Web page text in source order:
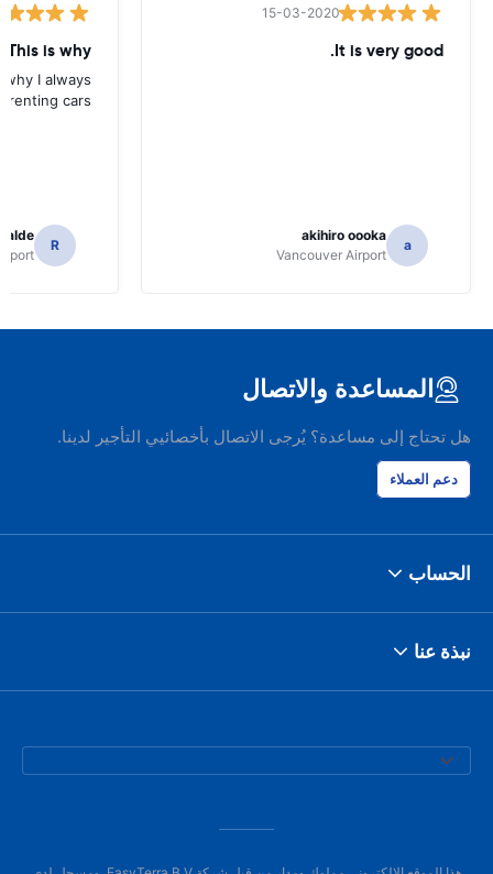
15-03-2020
It is very good.
a
akihiro oooka
Vancouver Airport
This is why
I always
cars.
R
المساعدة والاتصال
هل تحتاج إلى مساعدة؟ يُرجى الاتصال بأخصائيي التأجير لدينا.
دعم العملاء
الحساب
نبذة عنا